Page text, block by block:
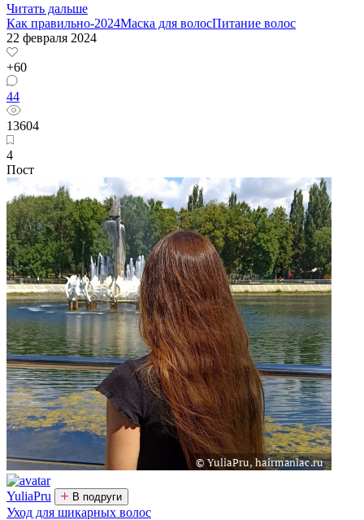
Читать дальше
Как правильно-2024Маска для волосПитание волос
22 февраля 2024
+60
44
13604
4
Пост
YuliaPru В подруги
Уход для шикарных волос